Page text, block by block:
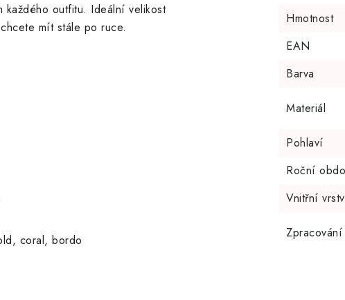
každého outfitu. Ideální velikost
mít stále po ruce.
coral, bordo
Hmotnost
EAN
Barva
Materiál
Pohlaví
Roční
Vnitřní
Zpracování